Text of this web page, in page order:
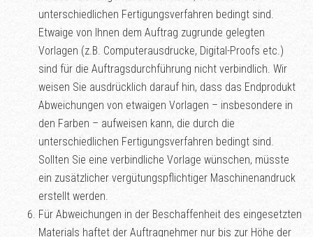
unterschiedlichen Fertigungsverfahren bedingt sind.
Etwaige von Ihnen dem Auftrag zugrunde gelegten
Vorlagen (z.B. Computerausdrucke, Digital-Proofs etc.)
sind für die Auftragsdurchführung nicht verbindlich. Wir
weisen Sie ausdrücklich darauf hin, dass das Endprodukt
Abweichungen von etwaigen Vorlagen – insbesondere in
den Farben – aufweisen kann, die durch die
unterschiedlichen Fertigungsverfahren bedingt sind.
Sollten Sie eine verbindliche Vorlage wünschen, müsste
ein zusätzlicher vergütungspflichtiger Maschinenandruck
erstellt werden.
Für Abweichungen in der Beschaffenheit des eingesetzten
Materials haftet der Auftragnehmer nur bis zur Höhe der